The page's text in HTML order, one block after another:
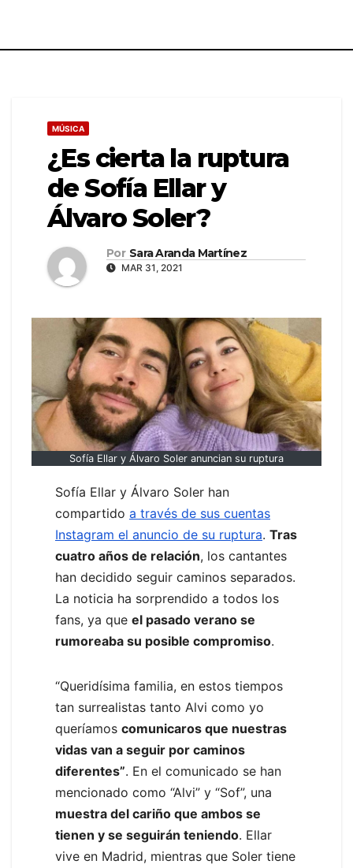
MÚSICA
¿Es cierta la ruptura
de Sofía Ellar y
Álvaro Soler?
Por Sara Aranda Martínez
MAR 31, 2021
Sofía Ellar y Álvaro Soler anuncian su ruptura
Sofía Ellar y Álvaro Soler han
compartido a través de sus cuentas
Instagram el anuncio de su ruptura. Tras
cuatro años de relación, los cantantes
han decidido seguir caminos separados.
La noticia ha sorprendido a todos los
fans, ya que el pasado verano se
rumoreaba su posible compromiso.
“Queridísima familia, en estos tiempos
tan surrealistas tanto Alvi como yo
queríamos comunicaros que nuestras
vidas van a seguir por caminos
diferentes”. En el comunicado se han
mencionado como “Alvi” y “Sof”, una
muestra del cariño que ambos se
tienen y se seguirán teniendo. Ellar
vive en Madrid, mientras que Soler tiene